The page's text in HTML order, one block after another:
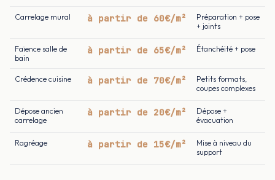
Carrelage mural à partir de 60€/m²
Préparation + pose
+ joints
Faïence salle de
bain
à partir de 65€/m² Étanchéité + pose
Crédence cuisine à partir de 70€/m²
Petits formats,
coupes complexes
Dépose ancien
carrelage
à partir de 20€/m²
Dépose +
évacuation
Ragréage à partir de 15€/m²
Mise à niveau du
support